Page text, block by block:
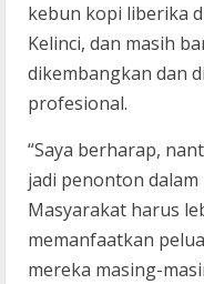
kebun kopi liberika
Kelinci, dan masih
dikembangkan dan
profesional.
“Saya berharap,
jadi penonton
Masyarakat harus
memanfaatkan
mereka masing-